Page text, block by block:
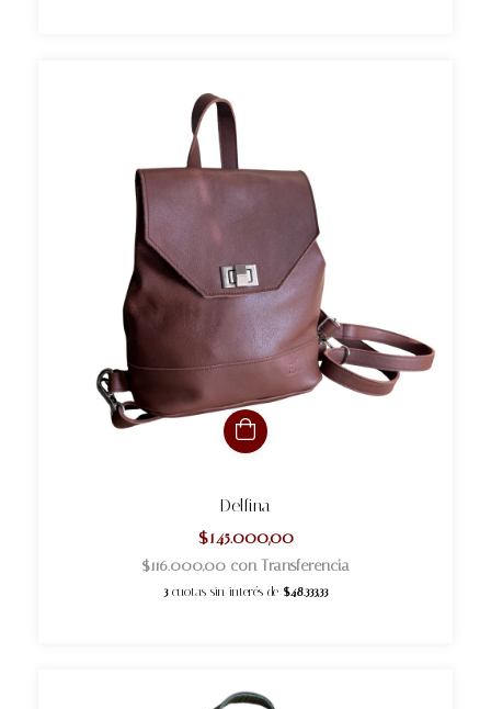
Delfina
$145.000,00
$116.000,00 con Transferencia
3 cuotas sin interés de $48.333,33